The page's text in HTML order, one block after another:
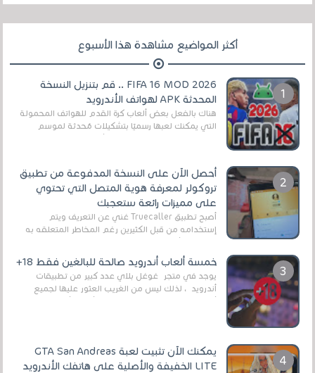
أكثر المواضيع مشاهدة هذا الأسبوع
FIFA 16 MOD 2026 .. قم بتنزيل النسخة
المحدثة APK لهواتف الأندرويد
هناك بالفعل بعض ألعاب كرة القدم للهواتف المحمولة
التي يمكنك لعبها رسميًا بتشكيلات مُحدثة لموسم
أحصل الآن على النسخة المدفوعة من تطبيق
تروكولر لمعرفة هوية المتصل التي تحتوي
على مميزات رائعة ستعجبك
أصبح تطبيق Truecaller غني عن التعريف ويتم
إستخدامه من قبل الكثيرين رغم المخاطر المتعلقه به
خمسة ألعاب أندرويد صالحة للبالغين فقط 18+
يوجد في متجر غوغل بلاي عدد كبير من تطبيقات
أندرويد ، لذلك ليس من الغريب العثور عليها لجميع
يمكنك الآن تثبيت لعبة GTA San Andreas
LITE الخفيفة والأصلية على هاتفك الأندرويد